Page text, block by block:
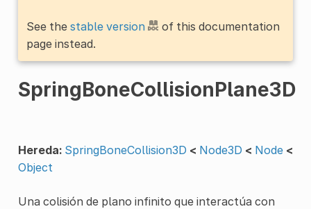
See the stable version
of this documentation
page instead.
SpringBoneCollisionPlane3D
Hereda: SpringBoneCollision3D < Node3D < Node <
Object
Una colisión de plano infinito que interactúa con